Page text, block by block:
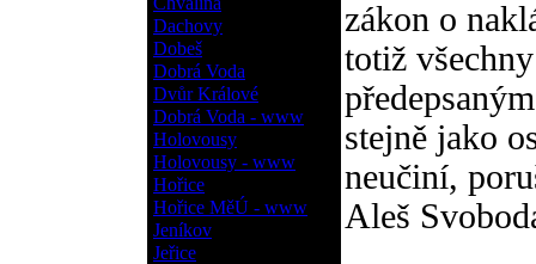
Dachovy
Dobeš
Dobrá Voda
Dvůr Králové
Dobrá Voda - www
Holovousy
Holovousy - www
Hořice
Hořice MěÚ - www
Jeníkov
Jeřice
zákon o
totiž
stejně jako
neučiní,
Aleš